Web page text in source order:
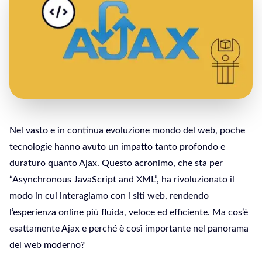
Nel vasto e in continua evoluzione mondo del web, poche
tecnologie hanno avuto un impatto tanto profondo e
duraturo quanto Ajax. Questo acronimo, che sta per
“Asynchronous JavaScript and XML”, ha rivoluzionato il
modo in cui interagiamo con i siti web, rendendo
l’esperienza online più fluida, veloce ed efficiente. Ma cos’è
esattamente Ajax e perché è così importante nel panorama
del web moderno?